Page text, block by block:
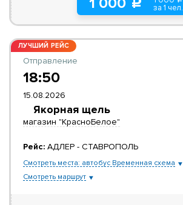
c за 1 чел.
ЛУЧШИЙ РЕЙС
Отправление
18:50
15.08.2026
Якорная щель
магазин "КрасноБелое"
Рейс: АДЛЕР - СТАВРОПОЛЬ
Смотреть места: автобус Временная схема
Смотреть маршрут